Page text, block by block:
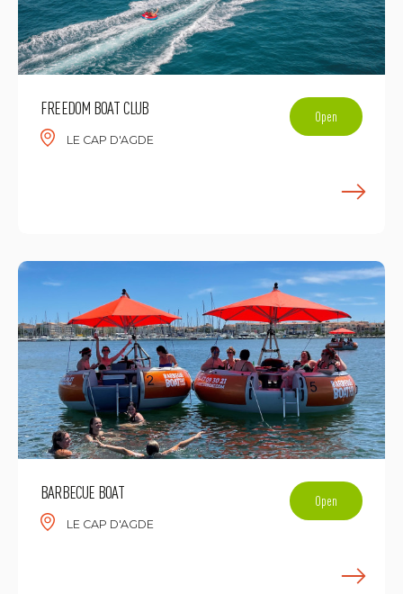
FREEDOM BOAT CLUB
LE CAP D'AGDE
Open
BARBECUE BOAT
LE CAP D'AGDE
Open